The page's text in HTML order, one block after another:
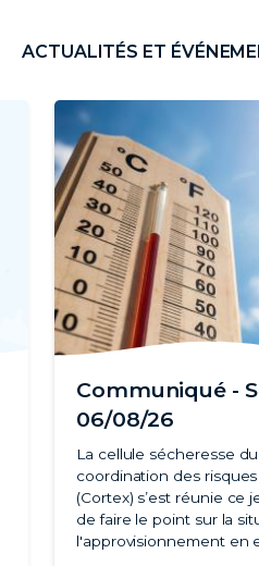
ACTUALITÉS ET
Communiqué -
06/08/26
La cellule sécheresse
coordination des
(Cortex) s’est réunie ce
de faire le point sur la
l'approvisionnement en